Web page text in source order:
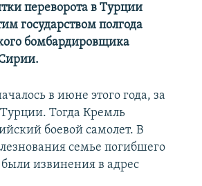
переворота в Турции
государством полгода
бомбардировщика
в июне этого года, за
Тогда Кремль
боевой самолет. В
семье погибшего
извинения в адрес